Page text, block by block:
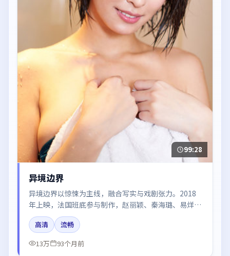
99:28
异境边界
异境边界以惊悚为主线，融合写实与戏剧张力。2018
年上映，法国班底参与制作，赵丽颖、秦海璐、易烊千
玺、杨幂、王凯在片中呈现细腻表演，影像风格统一，
配乐与剪辑强化了情绪曲线。
高清
流畅
13万
93个月前